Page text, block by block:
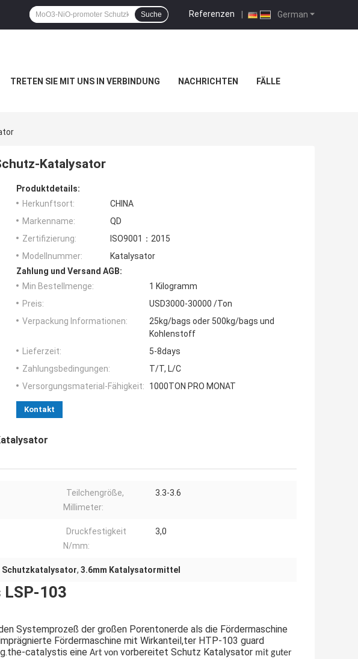
German
Referenzen |
Suche
TRETEN SIE MIT UNS IN VERBINDUNG NACHRICHTEN FÄLLE
Katalysator
Produktdetails:
Herkunftsort:
CHINA
Markenname:
QD
Zertifizierung:
ISO9001：2015
Modellnummer:
Katalysator
Zahlung und Versand AGB:
Min Bestellmenge:
1 Kilogramm
Preis:
USD3000-30000 /Ton
Verpackung Informationen:
25kg/bags oder 500kg/bags und
Kohlenstoff
Lieferzeit:
5-8days
Zahlungsbedingungen:
T/T, L/C
Versorgungsmaterial-Fähigkeit:
1000TON PRO MONAT
Kontakt
Teilchengröße,
Millimeter:
3.3-3.6
Druckfestigkeit
N/mm:
3,0
Schutzkatalysator, 3.6mm Katalysatormittel
103
Systemprozeß der großen Porentonerde als die Fördermaschine
Fördermaschine mit Wirkanteil,ter HTP-103 guard
catalystis eine Art von vorbereitet Schutz Katalysator mit guter